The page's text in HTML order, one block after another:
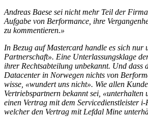
Andreas Baese sei nicht mehr Teil der
Aufgabe von Berformance, ihre
zu kommentieren.»
In Bezug auf Mastercard handle es sich nur
Partnerschaft». Eine Unterlassungsklage
ihrer Rechtsabteilung unbekannt. Und dass
Datacenter in Norwegen nichts von
wisse, «wundert uns nicht». Wie allen
Vertriebspartnern bekannt sei, «unterhalten
einen Vertrag mit dem Servicedienstleister
welcher den Vertrag mit Lefdal Mine